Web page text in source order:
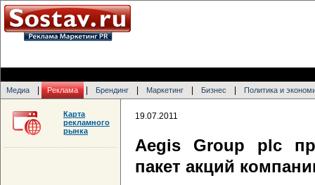
Медиа Реклама Брендинг Маркетинг Бизнес Политика и
19.07.2011
Aegis Group plc
пакет акций
Карта
рекламного
рынка